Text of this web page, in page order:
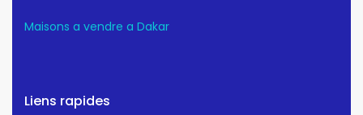
Maisons a vendre a Dakar
Liens rapides